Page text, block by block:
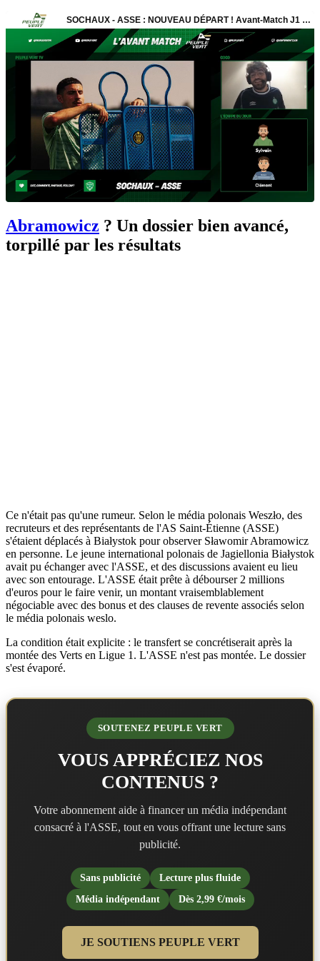
Abramowicz ? Un dossier bien avancé,
torpillé par les résultats
Ce n'était pas qu'une rumeur. Selon le média polonais Weszło, des
recruteurs et des représentants de l'AS Saint-Étienne (ASSE)
s'étaient déplacés à Białystok pour observer Sławomir Abramowicz
en personne. Le jeune international polonais de Jagiellonia Białystok
avait pu échanger avec l'ASSE, et des discussions avaient eu lieu
avec son entourage. L'ASSE était prête à débourser 2 millions
d'euros pour le faire venir, un montant vraisemblablement
négociable avec des bonus et des clauses de revente associés selon
le média polonais weslo.
La condition était explicite : le transfert se concrétiserait après la
montée des Verts en Ligue 1. L'ASSE n'est pas montée. Le dossier
s'est évaporé.
SOUTENEZ PEUPLE VERT
VOUS APPRÉCIEZ NOS
CONTENUS ?
Votre abonnement aide à financer un média indépendant
consacré à l'ASSE, tout en vous offrant une lecture sans
publicité.
Sans publicité
Lecture plus fluide
Média indépendant
Dès 2,99 €/mois
JE SOUTIENS PEUPLE VERT